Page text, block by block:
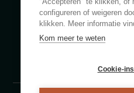
configureren of weigeren
klikken. Meer informatie
Kom meer te weten
Cookie-